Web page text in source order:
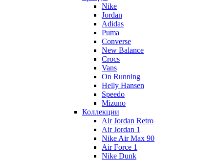
Nike
Jordan
Adidas
Puma
Converse
New Balance
Crocs
Vans
On Running
Helly Hansen
Speedo
Mizuno
Коллекции
Air Jordan Retro
Air Jordan 1
Nike Air Max 90
Air Force 1
Nike Dunk